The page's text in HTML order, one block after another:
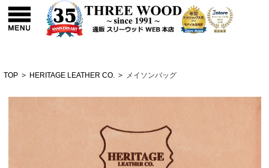
TOP > HERITAGE LEATHER CO. > メイソンバッグ